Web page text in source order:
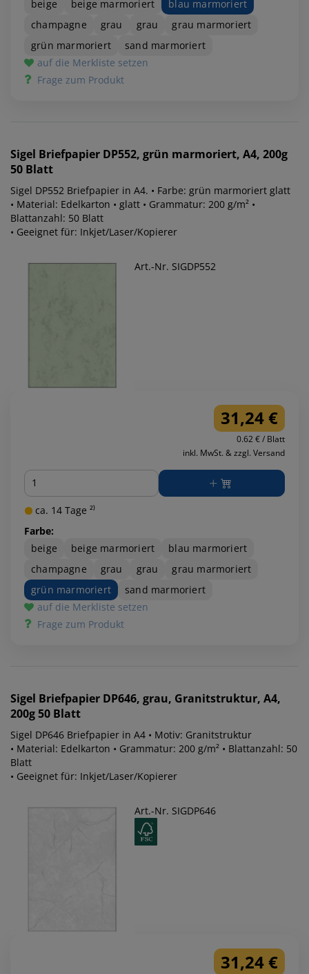
beige beige marmoriert
blau marmoriert
champagne
grau grau
grau marmoriert
grün marmoriert
sand marmoriert
auf die Merkliste setzen
Frage zum Produkt
Sigel Briefpapier DP552, grün marmoriert, A4, 200g
50 Blatt
Sigel DP552 Briefpapier in A4. • Farbe: grün marmoriert glatt
• Material: Edelkarton • glatt • Grammatur: 200 g/m² •
Blattanzahl: 50 Blatt
• Geeignet für: Inkjet/Laser/Kopierer
Art.-Nr. SIGDP552
31,24 €
0.62 € / Blatt
inkl. MwSt. & zzgl. Versand
Menge
ca. 14 Tage ²⁾
Farbe:
beige
beige marmoriert
blau marmoriert
champagne
grau grau
grau marmoriert
grün marmoriert
sand marmoriert
auf die Merkliste setzen
Frage zum Produkt
Sigel Briefpapier DP646, grau, Granitstruktur, A4,
200g 50 Blatt
Sigel DP646 Briefpapier in A4 • Motiv: Granitstruktur
• Material: Edelkarton • Grammatur: 200 g/m² • Blattanzahl: 50
Blatt
• Geeignet für: Inkjet/Laser/Kopierer
Art.-Nr. SIGDP646
31,24 €